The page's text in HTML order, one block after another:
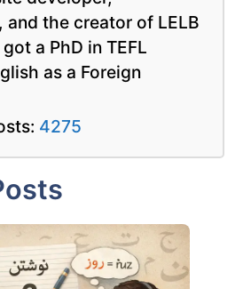
and the creator of LELB
a PhD in TEFL
as a Foreign
4275